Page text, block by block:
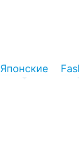
Японские